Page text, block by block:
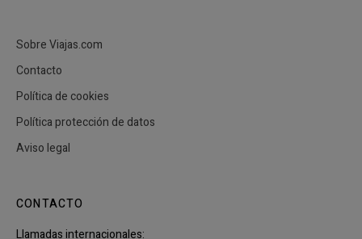
Sobre Viajas.com
Contacto
Política de cookies
Política protección de datos
Aviso legal
CONTACTO
Llamadas internacionales: